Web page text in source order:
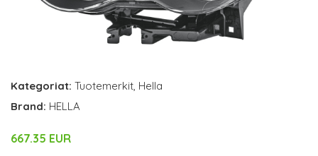
Kategoriat: Tuotemerkit Hella
Brand: HELLA
667.35 EUR